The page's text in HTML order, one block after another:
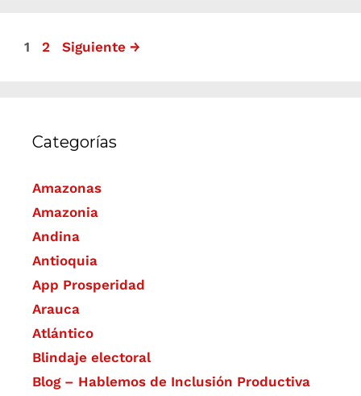
1 2 Siguiente →
Categorías
Amazonas
Amazonia
Andina
Antioquia
App Prosperidad
Arauca
Atlántico
Blindaje electoral
Blog – Hablemos de Inclusión Productiva